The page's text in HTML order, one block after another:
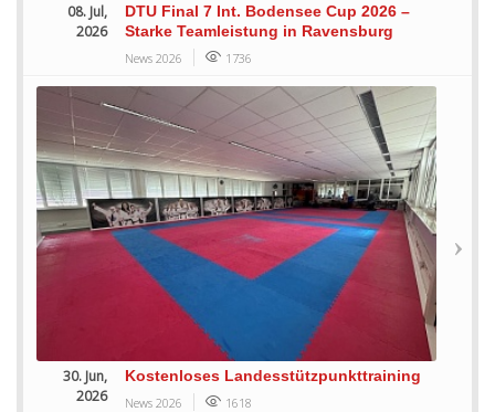
08. Jul,
2026
DTU Final 7 Int. Bodensee Cup 2026 –
Starke Teamleistung in Ravensburg
News 2026 1736
30. Jun,
2026
Kostenloses Landesstützpunkttraining
News 2026 1618